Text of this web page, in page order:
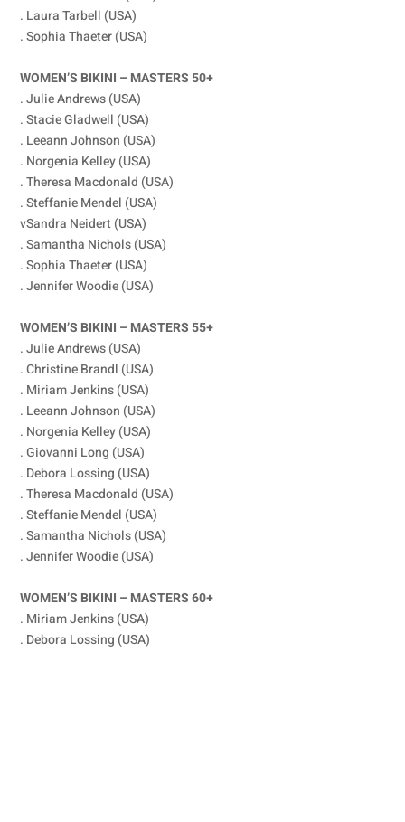
. Laura Tarbell (USA)
. Sophia Thaeter (USA)
WOMEN’S BIKINI – MASTERS 50+
. Julie Andrews (USA)
. Stacie Gladwell (USA)
. Leeann Johnson (USA)
. Norgenia Kelley (USA)
. Theresa Macdonald (USA)
. Steffanie Mendel (USA)
vSandra Neidert (USA)
. Samantha Nichols (USA)
. Sophia Thaeter (USA)
. Jennifer Woodie (USA)
WOMEN’S BIKINI – MASTERS 55+
. Julie Andrews (USA)
. Christine Brandl (USA)
. Miriam Jenkins (USA)
. Leeann Johnson (USA)
. Norgenia Kelley (USA)
. Giovanni Long (USA)
. Debora Lossing (USA)
. Theresa Macdonald (USA)
. Steffanie Mendel (USA)
. Samantha Nichols (USA)
. Jennifer Woodie (USA)
WOMEN’S BIKINI – MASTERS 60+
. Miriam Jenkins (USA)
. Debora Lossing (USA)